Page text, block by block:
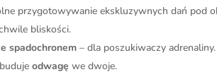
przygotowywanie ekskluzywnych dań pod
bliskości.
spadochronem – dla poszukiwaczy
odwagę we dwoje.